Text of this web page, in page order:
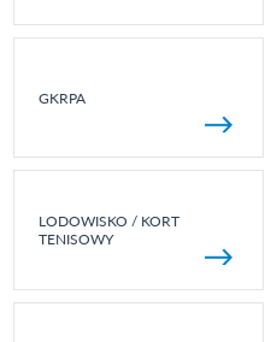
GKRPA
LODOWISKO / KORT
TENISOWY